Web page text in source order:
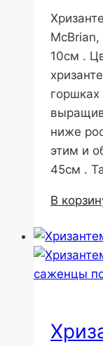
10см .
ниже
этим и
45см .
В